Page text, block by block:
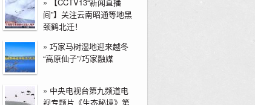
间”】关注云南昭通等地黑
颈鹤北迁！
» 巧家马树湿地迎来越冬
“高原仙子”/巧家融媒
» 中央电视台第九频道电
视专题片《生态秘境》第